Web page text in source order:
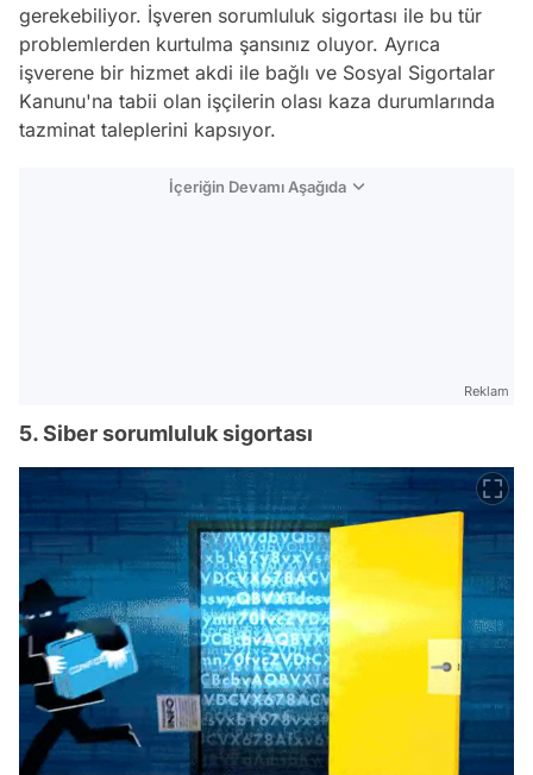
gerekebiliyor. İşveren sorumluluk sigortası ile bu tür
problemlerden kurtulma şansınız oluyor. Ayrıca
işverene bir hizmet akdi ile bağlı ve Sosyal Sigortalar
Kanunu'na tabii olan işçilerin olası kaza durumlarında
tazminat taleplerini kapsıyor.
İçeriğin Devamı Aşağıda
Reklam
5. Siber sorumluluk sigortası